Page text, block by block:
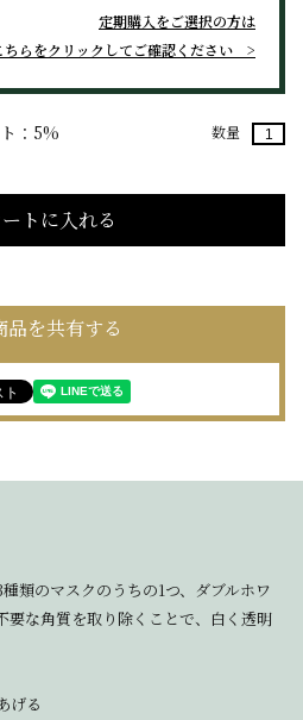
定期購入をご選択の方は
ちらをクリックしてご確認ください
：5% 数量
トに入れる
品を共有する
類のマスクのうちの1つ、ダブルホワ
要な角質を取り除くことで、白く透明
げる